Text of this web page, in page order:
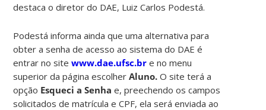
destaca o diretor do DAE, Luiz Carlos Podestá.
Podestá informa ainda que uma alternativa para
obter a senha de acesso ao sistema do DAE é
entrar no sitewww.dae.ufsc.br e no menu
superior da página escolherAluno.O site terá a
opção Esqueci a Senha e, preechendo os campos
solicitados de matrícula e CPF, ela será enviada ao